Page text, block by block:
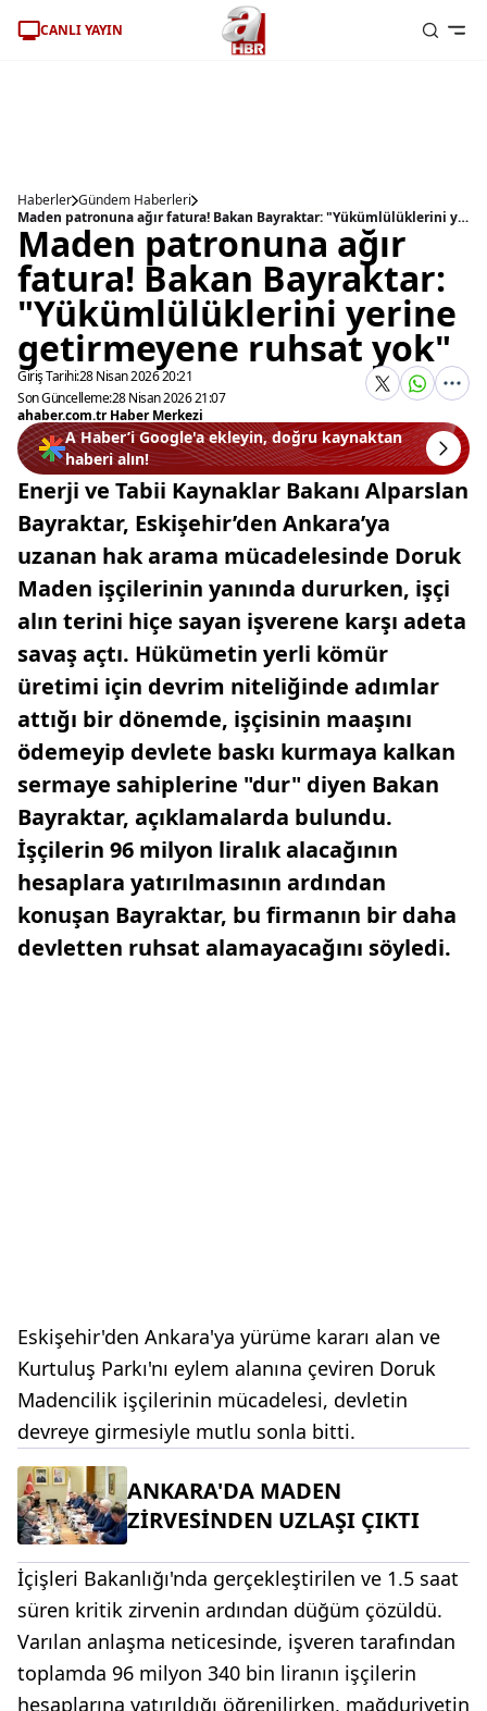
CANLI YAYIN
Haberler Gündem Haberleri
Maden patronuna ağır fatura! Bakan Bayraktar: "Yükümlülüklerini yerine getirmeyene ruhsat yok"
Maden patronuna ağır
fatura! Bakan Bayraktar:
"Yükümlülüklerini yerine
getirmeyene ruhsat yok"
Giriş Tarihi:28 Nisan 2026 20:21
Son Güncelleme:28 Nisan 2026 21:07
ahaber.com.tr Haber Merkezi
A Haber’i Google'a ekleyin, doğru kaynaktan
haberi alın!
Enerji ve Tabii Kaynaklar Bakanı Alparslan
Bayraktar, Eskişehir’den Ankara’ya
uzanan hak arama mücadelesinde Doruk
Maden işçilerinin yanında dururken, işçi
alın terini hiçe sayan işverene karşı adeta
savaş açtı. Hükümetin yerli kömür
üretimi için devrim niteliğinde adımlar
attığı bir dönemde, işçisinin maaşını
ödemeyip devlete baskı kurmaya kalkan
sermaye sahiplerine "dur" diyen Bakan
Bayraktar, açıklamalarda bulundu.
İşçilerin 96 milyon liralık alacağının
hesaplara yatırılmasının ardından
konuşan Bayraktar, bu firmanın bir daha
devletten ruhsat alamayacağını söyledi.
Eskişehir'den Ankara'ya yürüme kararı alan ve
Kurtuluş Parkı'nı eylem alanına çeviren Doruk
Madencilik işçilerinin mücadelesi, devletin
devreye girmesiyle mutlu sonla bitti.
ANKARA'DA MADEN
ZİRVESİNDEN UZLAŞI ÇIKTI
İçişleri Bakanlığı'nda gerçekleştirilen ve 1.5 saat
süren kritik zirvenin ardından düğüm çözüldü.
Varılan anlaşma neticesinde, işveren tarafından
toplamda 96 milyon 340 bin liranın işçilerin
hesaplarına yatırıldığı öğrenilirken, mağduriyetin